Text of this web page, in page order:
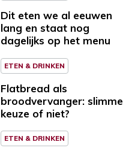
Dit eten we al eeuwen
lang en staat nog
dagelijks op het menu
ETEN & DRINKEN
Flatbread als
broodvervanger: slimme
keuze of niet?
ETEN & DRINKEN